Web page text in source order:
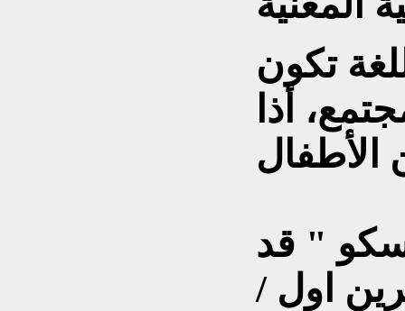
تكون
أذا
" قد
في 17 تشرين اول /